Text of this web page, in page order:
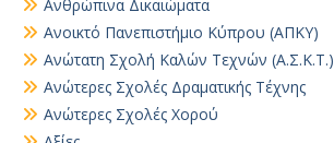
Ανθρώπινα Δικαιώματα
Ανοικτό Πανεπιστήμιο Κύπρου (ΑΠΚΥ)
Ανώτατη Σχολή Καλών Τεχνών (Α.Σ.Κ.Τ.)
Ανώτερες Σχολές Δραματικής Τέχνης
Ανώτερες Σχολές Χορού